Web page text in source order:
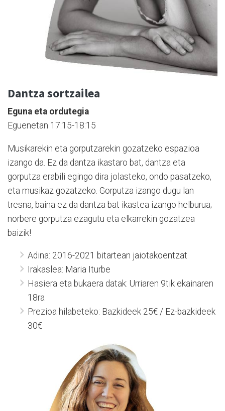
Dantza sortzailea
Eguna eta ordutegia
Eguenetan 17:15-18:15
Musikarekin eta gorputzarekin gozatzeko espazioa
izango da. Ez da dantza ikastaro bat, dantza eta
gorputza erabili egingo dira jolasteko, ondo pasatzeko,
eta musikaz gozatzeko. Gorputza izango dugu lan
tresna, baina ez da dantza bat ikastea izango helburua;
norbere gorputza ezagutu eta elkarrekin gozatzea
baizik!
Adina: 2016-2021 bitartean jaiotakoentzat
Irakaslea: Maria Iturbe
Hasiera eta bukaera datak: Urriaren 9tik ekainaren
18ra
Prezioa hilabeteko: Bazkideek 25€ / Ez-bazkideek
30€